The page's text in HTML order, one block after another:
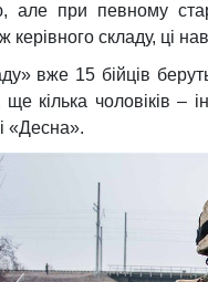
але при певному
керівного складу, ці
вже 15 бійців
ще кілька чоловіків –
«Десна».